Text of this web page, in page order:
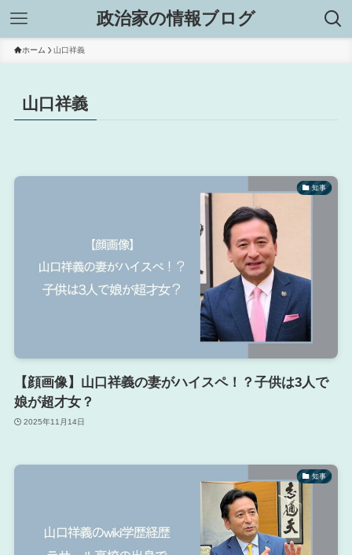
政治家の情報ブログ
ホーム 山口祥義
山口祥義
知事
【顔画像】山口祥義の妻がハイスペ！？子供は3人で
娘が超才女？
2025年11月14日
知事